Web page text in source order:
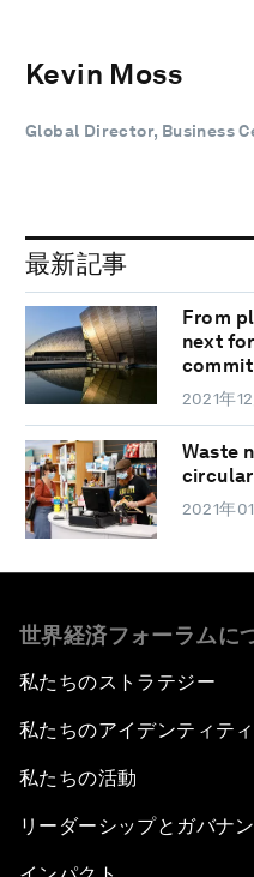
Kevin Moss
Global Director, Business
最新記事
From
next
2021年
Waste
2021年
世界経済フォーラムに
私たちのストラテジー
私たちのアイデンティティ
私たちの活動
リーダーシップとガバナ